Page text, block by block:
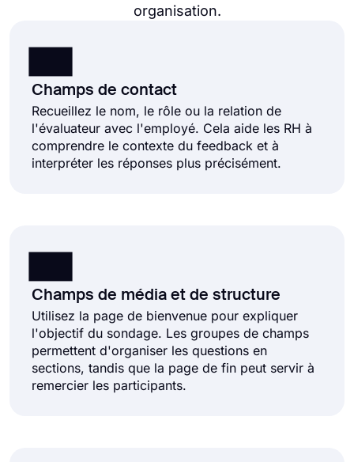
organisation.
Champs de contact
Recueillez le nom, le rôle ou la relation de
l'évaluateur avec l'employé. Cela aide les RH à
comprendre le contexte du feedback et à
interpréter les réponses plus précisément.
Champs de média et de structure
Utilisez la page de bienvenue pour expliquer
l'objectif du sondage. Les groupes de champs
permettent d'organiser les questions en
sections, tandis que la page de fin peut servir à
remercier les participants.